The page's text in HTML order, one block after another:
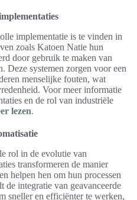
implementatie is te vinden in
zoals Katoen Natie hun
door gebruik te maken van
Deze systemen zorgen voor een
menselijke fouten, wat
Voor meer informatie
en de rol van industriële
lezen.
rol in de evolutie van
transformeren de manier
helpen hen om hun processen
de integratie van geavanceerde
sneller en efficiënter te werken,